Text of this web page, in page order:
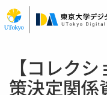
to
main
【コレク
策決定関係